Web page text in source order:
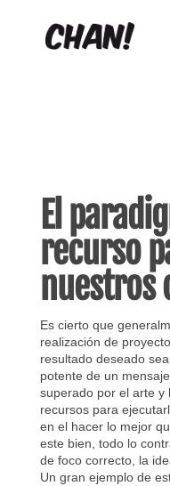
El
recurso
nuestros
Es cierto que
realización de
resultado deseado
potente de un
superado por el arte y
recursos para
en el hacer lo mejor
este bien, todo lo
de foco correcto, la
Un gran ejemplo de